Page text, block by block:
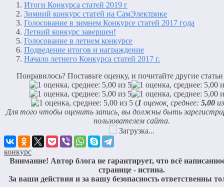
Итоги Конкурса статей 2019 г
Зимний конкурс статей на СамЭлектрике
Голосование в зимнем Конкурсе статей 2017 года
Летний конкурс завершен!
Голосование в летнем конкурсе
Подведение итогов и награждение
Начало летнего Конкурса статей 2017 г.
Понравилось? Поставьте оценку, и почитайте другие
(1 оценок, среднее: 5,00
Для того чтобы оценить запись, вы должны быть
пользователем сайта.
Загрузка...
конкурс
Внимание! Автор блога не гарантирует, что всё
странице - истина.
За ваши действия и за вашу безопасность ответственны